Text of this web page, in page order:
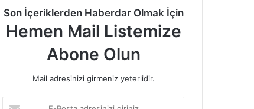
Son İçeriklerden Haberdar Olmak İçin
Hemen Mail Listemize
Abone Olun
Mail adresinizi girmeniz yeterlidir.